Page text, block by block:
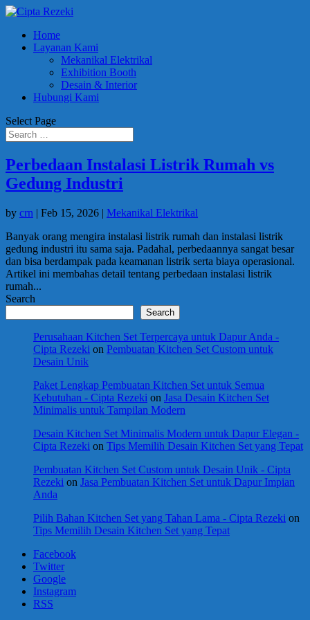
Home
Layanan Kami
Mekanikal Elektrikal
Exhibition Booth
Desain & Interior
Hubungi Kami
Select Page
Perbedaan Instalasi Listrik Rumah vs
Gedung Industri
by crn | Feb 15, 2026 | Mekanikal Elektrikal
Banyak orang mengira instalasi listrik rumah dan instalasi listrik
gedung industri itu sama saja. Padahal, perbedaannya sangat besar
dan bisa berdampak pada keamanan listrik serta biaya operasional.
Artikel ini membahas detail tentang perbedaan instalasi listrik
rumah...
Search
Search
Perusahaan Kitchen Set Terpercaya untuk Dapur Anda -
Cipta Rezeki on Pembuatan Kitchen Set Custom untuk
Desain Unik
Paket Lengkap Pembuatan Kitchen Set untuk Semua
Kebutuhan - Cipta Rezeki on Jasa Desain Kitchen Set
Minimalis untuk Tampilan Modern
Desain Kitchen Set Minimalis Modern untuk Dapur Elegan -
Cipta Rezeki on Tips Memilih Desain Kitchen Set yang Tepat
Pembuatan Kitchen Set Custom untuk Desain Unik - Cipta
Rezeki on Jasa Pembuatan Kitchen Set untuk Dapur Impian
Anda
Pilih Bahan Kitchen Set yang Tahan Lama - Cipta Rezeki on
Tips Memilih Desain Kitchen Set yang Tepat
Facebook
Twitter
Google
Instagram
RSS